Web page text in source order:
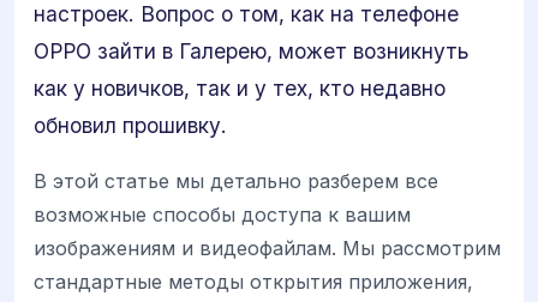
настроек. Вопрос о том, как на телефоне
OPPO зайти в Галерею, может возникнуть
как у новичков, так и у тех, кто недавно
обновил прошивку.
В этой статье мы детально разберем все
возможные способы доступа к вашим
изображениям и видеофайлам. Мы рассмотрим
стандартные методы открытия приложения,